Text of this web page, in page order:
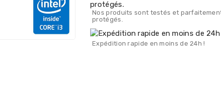
Nos produits sont testés et
protégés.
Expédition rapide en moins de 24h !